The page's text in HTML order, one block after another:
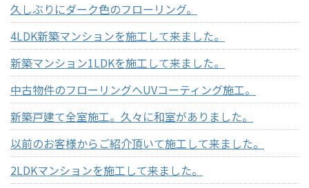
久しぶりにダーク色のフローリング。
4LDK新築マンションを施工して来ました。
新築マンション1LDKを施工して来ました。
中古物件のフローリングへUVコーティング施工。
新築戸建て全室施工。久々に和室がありました。
以前のお客様からご紹介頂いて施工して来ました。
2LDKマンションを施工して来ました。